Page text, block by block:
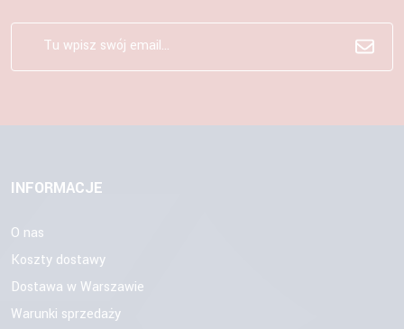
INFORMACJE
O nas
Koszty dostawy
Dostawa w Warszawie
Warunki sprzedaży